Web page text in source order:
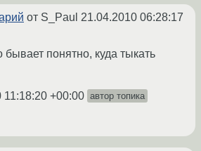
от S_Paul 21.04.2010 06:28:17
бывает понятно, куда тыкать
11:18:20 +00:00 автор топика